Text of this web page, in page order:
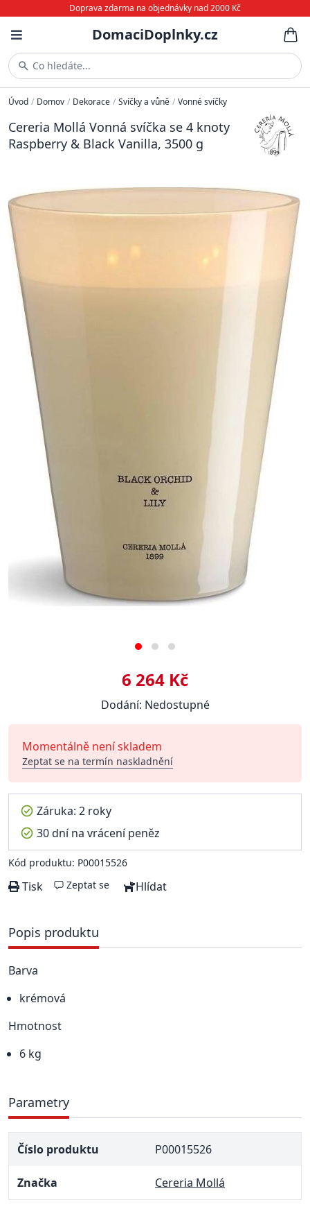
Doprava zdarma na objednávky nad 2000 Kč
DomaciDoplnky.cz
Co hledáte...
Úvod / Domov / Dekorace / Svíčky a vůně / Vonné svíčky
Cereria Mollá Vonná svíčka se 4 knoty
Raspberry & Black Vanilla, 3500 g
6 264 Kč
Dodání: Nedostupné
Momentálně není skladem
Zeptat se na termín naskladnění
Záruka: 2 roky
30 dní na vrácení peněz
Kód produktu: P00015526
Tisk Zeptat se Hlídat
Popis produktu
Barva
krémová
Hmotnost
6 kg
Parametry
Číslo produktu P00015526
Značka Cereria Mollá